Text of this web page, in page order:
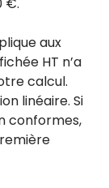
€.
aux
HT n’a
calcul.
linéaire. Si
conformes,